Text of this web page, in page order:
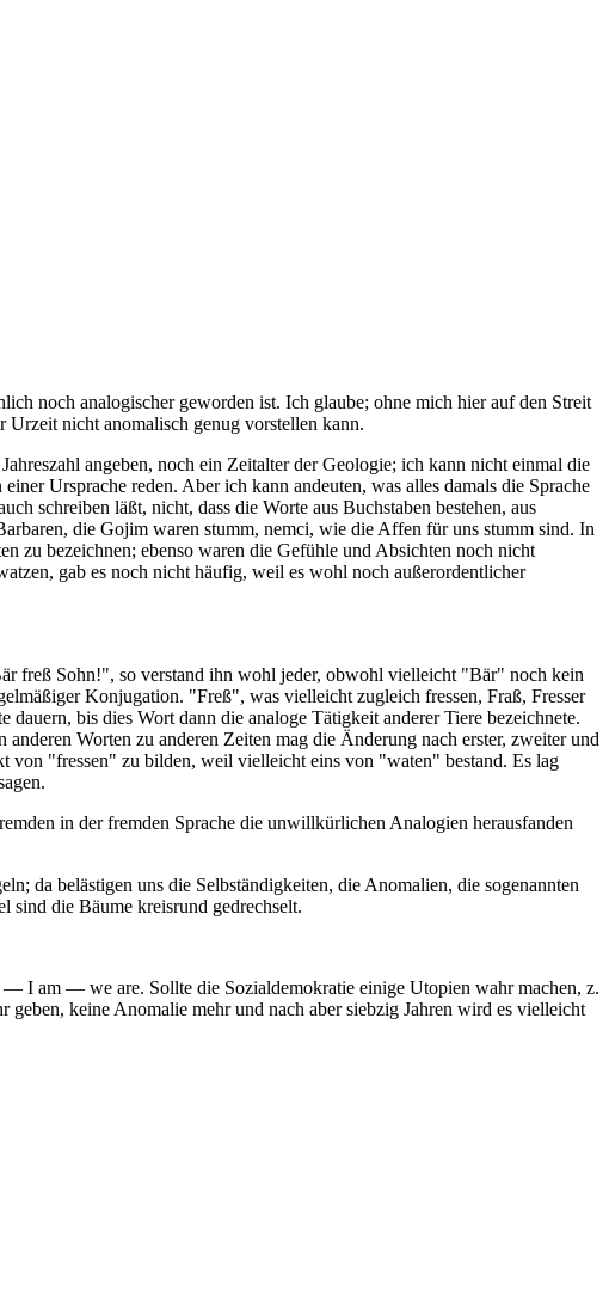
noch analogischer geworden ist. Ich glaube; ohne mich hier auf den Streit
Urzeit nicht anomalisch genug vorstellen kann.
angeben, noch ein Zeitalter der Geologie; ich kann nicht einmal die
Ursprache reden. Aber ich kann andeuten, was alles damals die Sprache
schreiben läßt, nicht, dass die Worte aus Buchstaben bestehen, aus
die Gojim waren stumm, nemci, wie die Affen für uns stumm sind. In
zu bezeichnen; ebenso waren die Gefühle und Absichten noch nicht
gab es noch nicht häufig, weil es wohl noch außerordentlicher
freß Sohn!", so verstand ihn wohl jeder, obwohl vielleicht "Bär" noch kein
Konjugation. "Freß", was vielleicht zugleich fressen, Fraß, Fresser
bis dies Wort dann die analoge Tätigkeit anderer Tiere bezeichnete.
Worten zu anderen Zeiten mag die Änderung nach erster, zweiter und
von "fressen" zu bilden, weil vielleicht eins von "waten" bestand. Es lag
in der fremden Sprache die unwillkürlichen Analogien herausfanden
da belästigen uns die Selbständigkeiten, die Anomalien, die sogenannten
die Bäume kreisrund gedrechselt.
I am — we are. Sollte die Sozialdemokratie einige Utopien wahr machen, z.
keine Anomalie mehr und nach aber siebzig Jahren wird es vielleicht